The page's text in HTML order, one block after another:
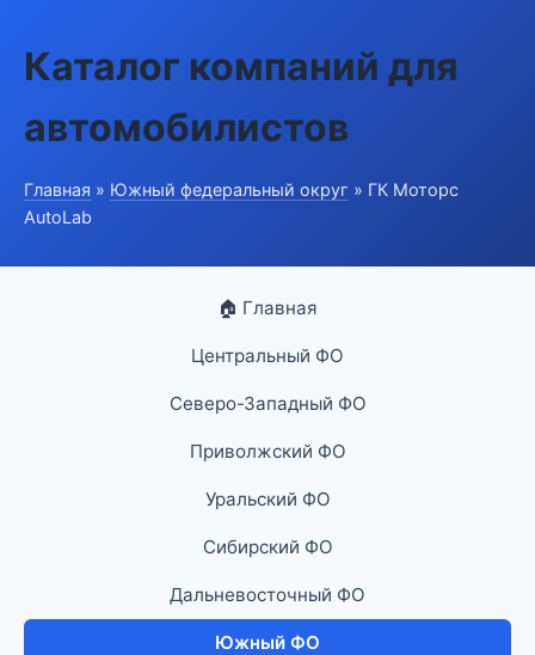
Каталог компаний для
автомобилистов
Главная » Южный федеральный округ » ГК Моторс
AutoLab
🏠 Главная
Центральный ФО
Северо-Западный ФО
Приволжский ФО
Уральский ФО
Сибирский ФО
Дальневосточный ФО
Южный ФО